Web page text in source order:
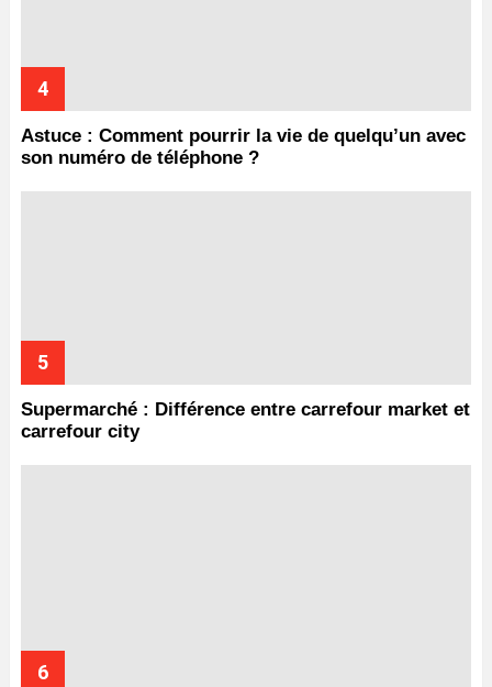
Astuce : Comment pourrir la vie de quelqu’un avec
son numéro de téléphone ?
Supermarché : Différence entre carrefour market et
carrefour city